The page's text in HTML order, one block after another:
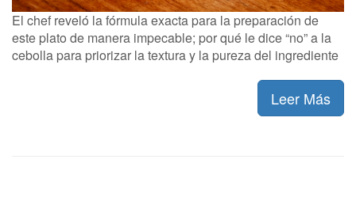
El chef reveló la fórmula exacta para la preparación de
este plato de manera impecable; por qué le dice “no” a la
cebolla para priorizar la textura y la pureza del ingrediente
Leer Más